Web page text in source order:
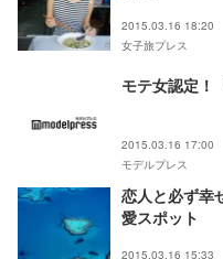
2015.03.16 18:20
女子旅プレス
モテ女認定！
2015.03.16 17:00
モデルプレス
恋人と必ず幸
愛スポット
2015.03.16 15:33